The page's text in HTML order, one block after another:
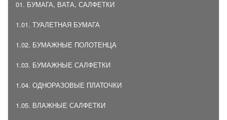
01. БУМАГА, ВАТА, САЛФЕТКИ
1.01. ТУАЛЕТНАЯ БУМАГА
1.02. БУМАЖНЫЕ ПОЛОТЕНЦА
1.03. БУМАЖНЫЕ САЛФЕТКИ
1.04. ОДНОРАЗОВЫЕ ПЛАТОЧКИ
1.05. ВЛАЖНЫЕ САЛФЕТКИ